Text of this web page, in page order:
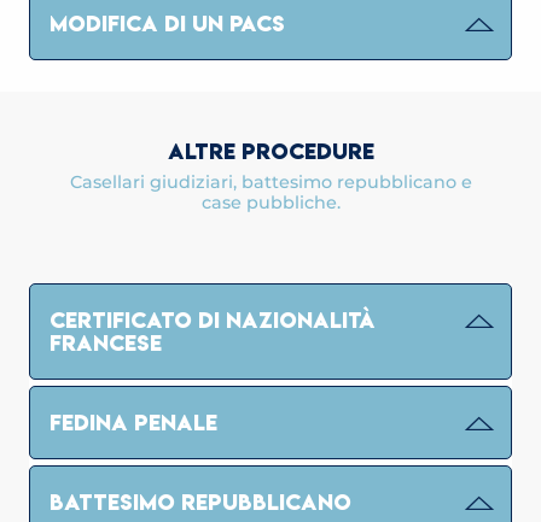
MODIFICA DI UN PACS
ALTRE PROCEDURE
Casellari giudiziari, battesimo repubblicano e
case pubbliche.
CERTIFICATO DI NAZIONALITÀ
FRANCESE
FEDINA PENALE
BATTESIMO REPUBBLICANO